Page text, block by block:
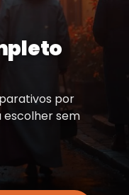
por
sem